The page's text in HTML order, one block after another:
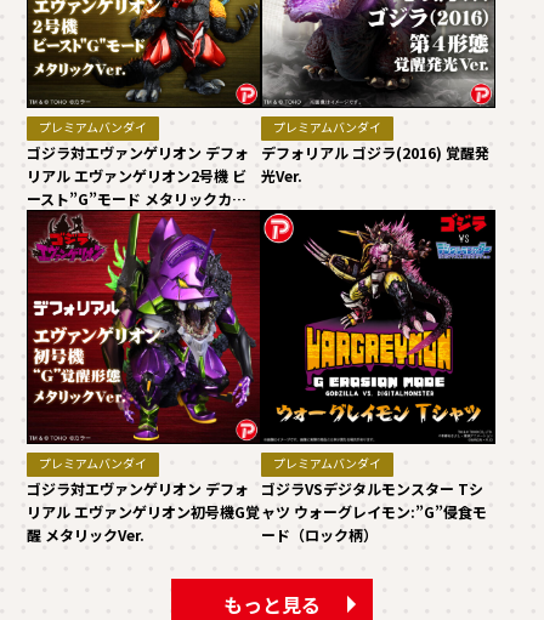
プレミアムバンダイ
ゴジラ対エヴァンゲリオン デフォ
リアル エヴァンゲリオン2号機 ビ
ースト”G”モード メタリックカラ
ーVer.
プレミアムバンダイ
デフォリアル ゴジラ(2016) 覚醒発
光Ver.
プレミアムバンダイ
ゴジラ対エヴァンゲリオン デフォ
リアル エヴァンゲリオン初号機G覚
醒 メタリックVer.
プレミアムバンダイ
ゴジラVSデジタルモンスター Tシ
ャツ ウォーグレイモン:”G”侵食モ
ード（ロック柄）
もっと見る